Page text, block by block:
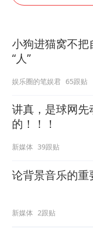
小狗进猫窝不把
“人”
娱乐圈的笔娱君 65跟贴
讲真，是球网先
的！！！
新媒体 39跟贴
论背景音乐的重
新媒体 2跟贴